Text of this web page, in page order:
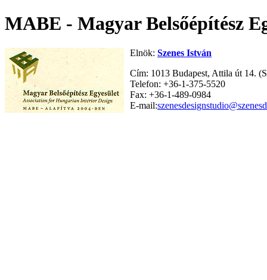
MABE - Magyar Belsőépítész
Elnök: Szenes István
Cím: 1013 Budapest, Attila út 14.
Telefon: +36-1-375-5520
Fax: +36-1-489-0984
E-mail: